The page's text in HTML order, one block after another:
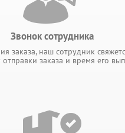
Звонок сотрудника
заказа, наш сотрудник
отправки заказа и время его